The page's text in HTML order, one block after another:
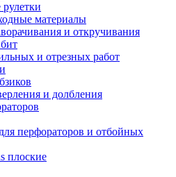
материалы
и откручивания
и отрезных работ
и долбления
перфораторов и отбойных
плоские